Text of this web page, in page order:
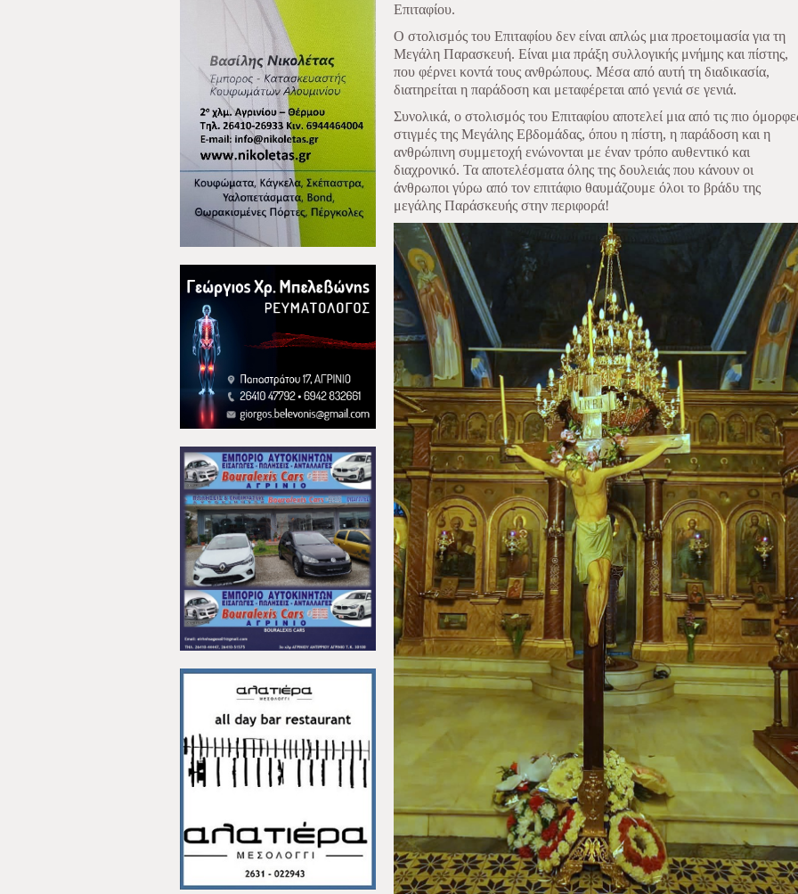
Επιταφίου.
Ο στολισμός του Επιταφίου δεν είναι απλώς μια προετοιμασία για τη
Μεγάλη Παρασκευή. Είναι μια πράξη συλλογικής μνήμης και πίστης,
που φέρνει κοντά τους ανθρώπους. Μέσα από αυτή τη διαδικασία,
διατηρείται η παράδοση και μεταφέρεται από γενιά σε γενιά.
Συνολικά, ο στολισμός του Επιταφίου αποτελεί μια από τις πιο
στιγμές της Μεγάλης Εβδομάδας, όπου η πίστη, η παράδοση και η
ανθρώπινη συμμετοχή ενώνονται με έναν τρόπο αυθεντικό και
διαχρονικό. Τα αποτελέσματα όλης της δουλειάς που κάνουν οι
άνθρωποι γύρω από τον επιτάφιο θαυμάζουμε όλοι το βράδυ της
μεγάλης Παράσκευής στην περιφορά!